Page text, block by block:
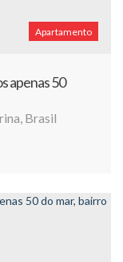
Apartamento
apenas 50
, Brasil